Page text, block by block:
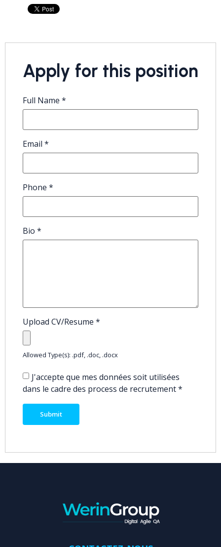
Apply for this position
Full Name *
Email *
Phone *
Bio *
Upload CV/Resume *
Allowed Type(s): .pdf, .doc, .docx
J'accepte que mes données soit utilisées
dans le cadre des process de recrutement*